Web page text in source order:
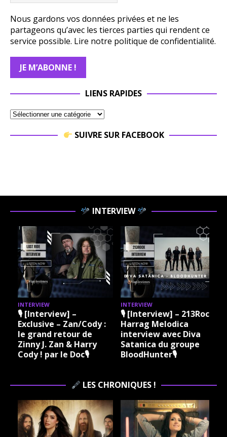
Nous gardons vos données privées et ne les
partageons qu’avec les tierces parties qui rendent ce
service possible. Lire notre politique de confidentialité.
LIENS RAPIDES
SUIVRE SUR FACEBOOK
INTERVIEW
INTERVIEW
🎙 [Interview] –
Exclusive – Zan/Cody :
le grand retour de
Zinny J. Zan & Harry
Cody ! par le Doc🎙
INTERVIEW
🎙 [Interview] – 213Rock
Harrag Melodica
interview avec Diva
Satanica du groupe
BloodHunter🎙
LES CHRONIQUES !